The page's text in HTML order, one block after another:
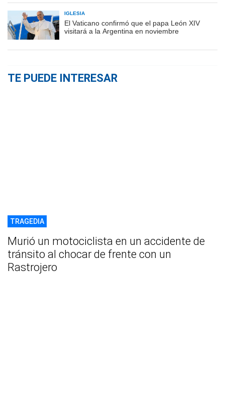
IGLESIA
El Vaticano confirmó que el papa León XIV
visitará a la Argentina en noviembre
TE PUEDE INTERESAR
TRAGEDIA
Murió un motociclista en un accidente de
tránsito al chocar de frente con un
Rastrojero